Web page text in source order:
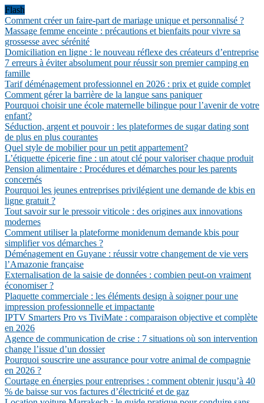
Flash
Comment créer un faire-part de mariage unique et personnalisé ?
Massage femme enceinte : précautions et bienfaits pour vivre sa
grossesse avec sérénité
Domiciliation en ligne : le nouveau réflexe des créateurs d’entreprise
7 erreurs à éviter absolument pour réussir son premier camping en
famille
Tarif déménagement professionnel en 2026 : prix et guide complet
Comment gérer la barrière de la langue sans paniquer
Pourquoi choisir une école maternelle bilingue pour l’avenir de votre
enfant?
Séduction, argent et pouvoir : les plateformes de sugar dating sont
de plus en plus courantes
Quel style de mobilier pour un petit appartement?
L’étiquette épicerie fine : un atout clé pour valoriser chaque produit
Pension alimentaire : Procédures et démarches pour les parents
concernés
Pourquoi les jeunes entreprises privilégient une demande de kbis en
ligne gratuit ?
Tout savoir sur le pressoir viticole : des origines aux innovations
modernes
Comment utiliser la plateforme monidenum demande kbis pour
simplifier vos démarches ?
Déménagement en Guyane : réussir votre changement de vie vers
l’Amazonie française
Externalisation de la saisie de données : combien peut-on vraiment
économiser ?
Plaquette commerciale : les éléments design à soigner pour une
impression professionnelle et impactante
IPTV Smarters Pro vs TiviMate : comparaison objective et complète
en 2026
Agence de communication de crise : 7 situations où son intervention
change l’issue d’un dossier
Pourquoi souscrire une assurance pour votre animal de compagnie
en 2026 ?
Courtage en énergies pour entreprises : comment obtenir jusqu’à 40
% de baisse sur vos factures d’électricité et de gaz